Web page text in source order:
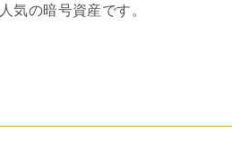
気の暗号資産です。